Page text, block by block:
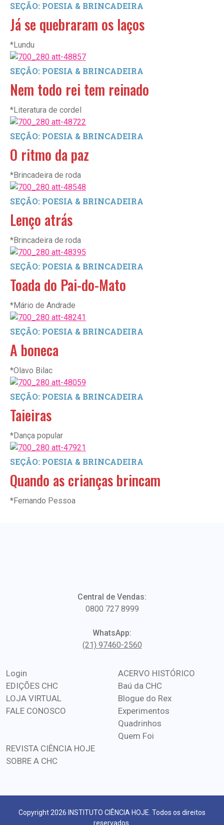
SEÇÃO: POESIA & BRINCADEIRA
Já se quebraram os laços
*Lundu
SEÇÃO: POESIA & BRINCADEIRA
Nem todo rei tem reinado
*Literatura de cordel
SEÇÃO: POESIA & BRINCADEIRA
O ritmo da paz
*Brincadeira de roda
SEÇÃO: POESIA & BRINCADEIRA
Lenço atrás
*Brincadeira de roda
SEÇÃO: POESIA & BRINCADEIRA
Toada do Pai-do-Mato
*Mário de Andrade
SEÇÃO: POESIA & BRINCADEIRA
A boneca
*Olavo Bilac
SEÇÃO: POESIA & BRINCADEIRA
Taieiras
*Dança popular
SEÇÃO: POESIA & BRINCADEIRA
Quando as crianças brincam
*Fernando Pessoa
Central de Vendas:
0800 727 8999
WhatsApp:
(21) 97460-2560
Login
EDIÇÕES CHC
LOJA VIRTUAL
FALE CONOSCO
ACERVO HISTÓRICO
Baú da CHC
Blogue do Rex
Experimentos
Quadrinhos
Quem Foi
REVISTA CIÊNCIA HOJE
SOBRE A CHC
Copyright 2026 INSTITUTO CIÊNCIA HOJE. Todos os direitos
reservados.